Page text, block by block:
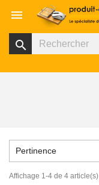

search
Pertinence
Affichage 1-4 de 4 article(s)